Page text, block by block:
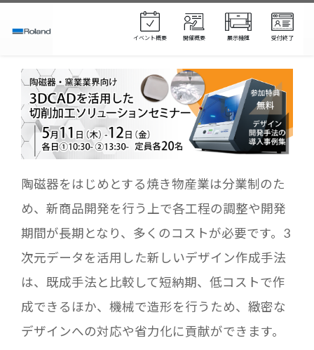
イベント概要 開催概要 展示機種 受付終了
陶磁器をはじめとする焼き物産業は分業制のた
め、新商品開発を行う上で各工程の調整や開発
期間が長期となり、多くのコストが必要です。3
次元データを活用した新しいデザイン作成手法
は、既成手法と比較して短納期、低コストで作
成できるほか、機械で造形を行うため、緻密な
デザインへの対応や省力化に貢献ができます。